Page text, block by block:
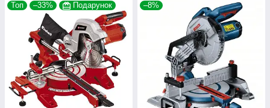
Топ –33% Подарунок –8%